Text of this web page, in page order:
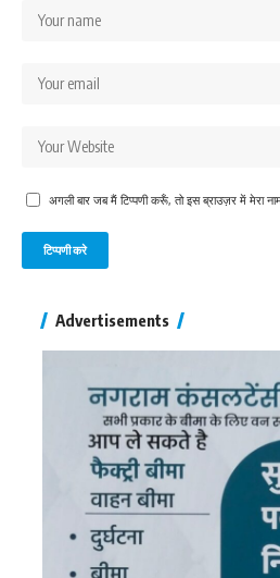
अगली बार जब मैं टिप्पणी करूँ, तो इस ब्राउज़र में मेरा
Advertisements